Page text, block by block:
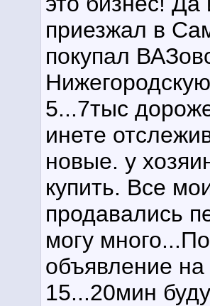
приезжал в
покупал
5...7тыс
инете
новые. у
купить. Все
продавались
могу
объявление
15...20мин